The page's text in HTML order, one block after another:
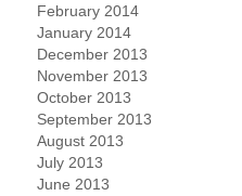
February 2014
January 2014
December 2013
November 2013
October 2013
September 2013
August 2013
July 2013
June 2013